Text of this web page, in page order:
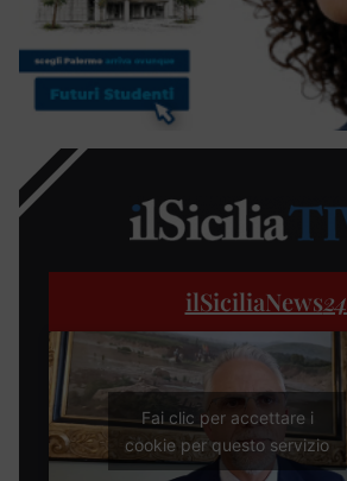
ilSiciliaNews24
Fai clic per accettare i
cookie per questo servizio